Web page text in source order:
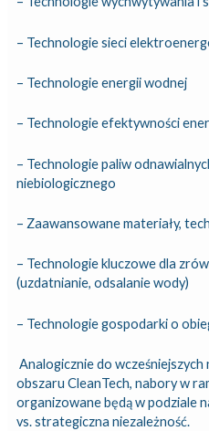
– Technologie sieci
– Technologie energii wodnej
– Technologie efektywności
– Technologie paliw
niebiologicznego
– Zaawansowane materiały,
– Technologie kluczowe dla
(uzdatnianie, odsalanie wody)
– Technologie gospodarki o
Analogicznie do
obszaru CleanTech, nabory w
organizowane będą w podziale
vs. strategiczna niezależność.